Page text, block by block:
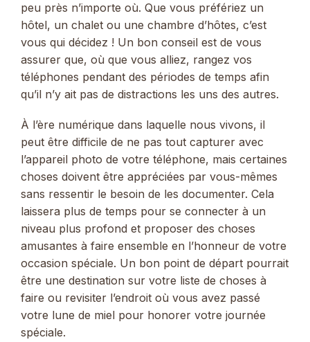
peu près n’importe où. Que vous préfériez un
hôtel, un chalet ou une chambre d’hôtes, c’est
vous qui décidez ! Un bon conseil est de vous
assurer que, où que vous alliez, rangez vos
téléphones pendant des périodes de temps afin
qu’il n’y ait pas de distractions les uns des autres.
À l’ère numérique dans laquelle nous vivons, il
peut être difficile de ne pas tout capturer avec
l’appareil photo de votre téléphone, mais certaines
choses doivent être appréciées par vous-mêmes
sans ressentir le besoin de les documenter. Cela
laissera plus de temps pour se connecter à un
niveau plus profond et proposer des choses
amusantes à faire ensemble en l’honneur de votre
occasion spéciale. Un bon point de départ pourrait
être une destination sur votre liste de choses à
faire ou revisiter l’endroit où vous avez passé
votre lune de miel pour honorer votre journée
spéciale.